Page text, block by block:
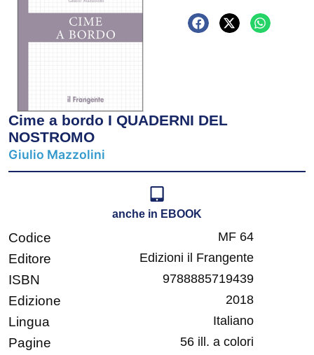
Cime a bordo I QUADERNI DEL
NOSTROMO
Giulio Mazzolini
anche in EBOOK
Codice MF 64
Editore Edizioni il Frangente
ISBN 9788885719439
Edizione 2018
Lingua Italiano
Pagine 56 ill. a colori